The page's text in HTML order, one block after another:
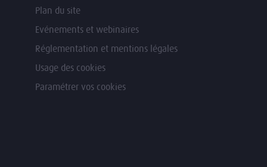
Plan du site
Evénements et webinaires
Réglementation et mentions légales
Usage des cookies
Paramétrer vos cookies